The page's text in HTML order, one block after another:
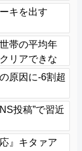
キを出す
帯の平均年
リアできな
原因に-6割超
投稿”で習近
』キタァア